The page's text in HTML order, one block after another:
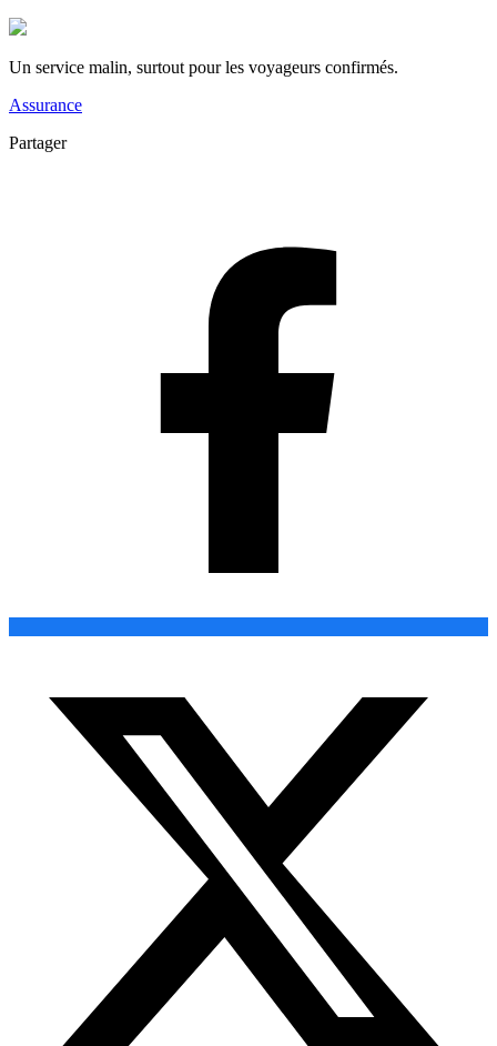
Un service malin, surtout pour les voyageurs confirmés.
Assurance
Partager